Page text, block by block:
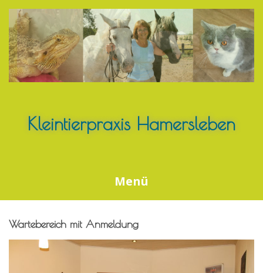
Inhalt
Kleintierpraxis Hamersleben
Menü
Wartebereich mit Anmeldung